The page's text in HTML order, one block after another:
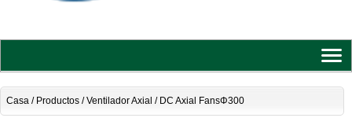
Casa/ Productos/Ventilador Axial / DC Axial FansΦ300